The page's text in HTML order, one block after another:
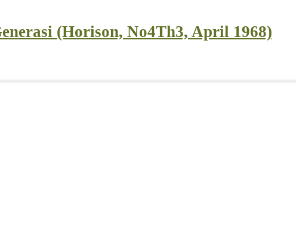
(Horison, No4Th3, April 1968)